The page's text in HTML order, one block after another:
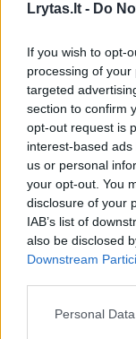
Lrytas.lt - Do
If you wish to opt-
processing of
targeted
section to confirm
opt-out request is
interest-based
us or personal
your opt-out. You
disclosure of your
IAB’s list of
also be disclosed
Downstream
Personal
Virš 3
ugdymo
streiką:
Seimo
„Tikrai
ateiti į
išgirsti juos
liepia
sąžinę (...),